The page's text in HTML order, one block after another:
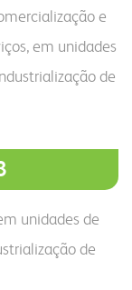
e
em unidades
de
unidades de
de